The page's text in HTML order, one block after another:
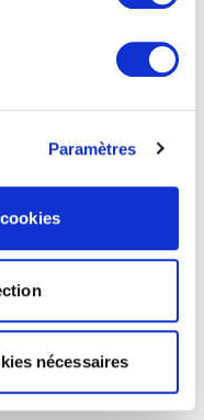
Paramètres
nécessaires